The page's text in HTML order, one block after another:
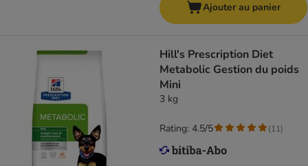
Ajouter au panier
Hill's Prescription Diet
Metabolic Gestion du poids
Mini
3 kg
Rating: 4.5/5 (11)